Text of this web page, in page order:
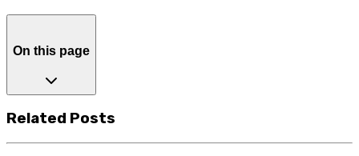
On this page
Related Posts